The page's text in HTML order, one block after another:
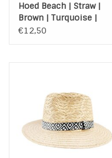
Hoed Beach | Straw |
Brown | Turquoise |
Veertjes
€12,50